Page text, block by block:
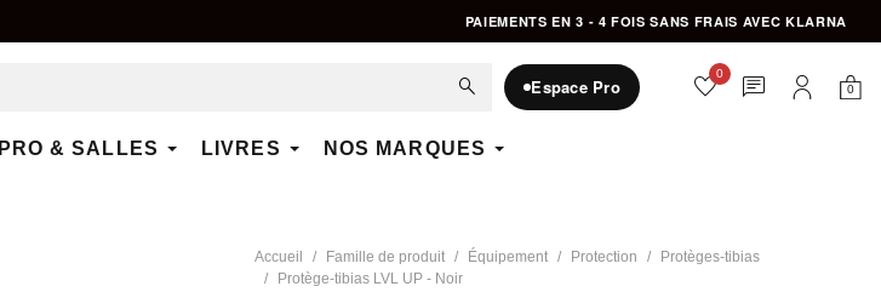
PAIEMENTS EN 3 - 4 FOIS SANS FRAIS AVEC KLARNA
PRO & SALLES LIVRES NOS MARQUES
Espace Pro
search favorite0 chat 0
Accueil Famille de produit Équipement Protection
Protèges-tibias
Protège-tibias LVL UP - Noir